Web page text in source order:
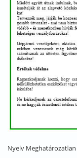
Nyelv Meghatározatlan